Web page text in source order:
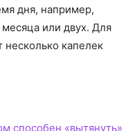
дня, например,
или двух. Для
несколько капелек
способен «вытянуть»